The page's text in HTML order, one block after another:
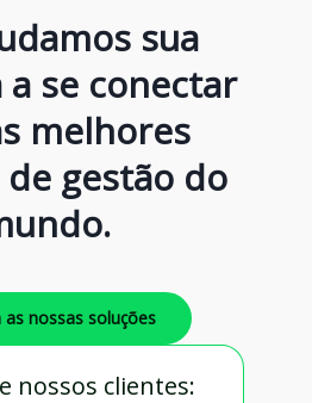
sua
se conectar
melhores
gestão do
as nossas soluções
nossos clientes: